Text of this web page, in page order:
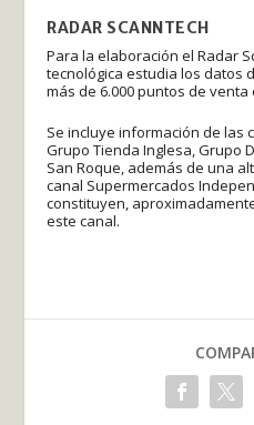
RADAR SCANNTECH
Para la elaboración el Radar
tecnológica estudia los datos
más de 6.000 puntos de
Se incluye información de las
Grupo Tienda Inglesa, Grupo
San Roque, además de una
canal Supermercados
constituyen,
este canal.